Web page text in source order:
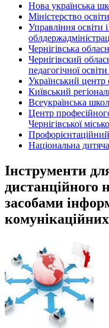
Нова українська
Міністерство
Управління освіти
Чернігівська
Чернігівский
педагогічної
Український центр
Київський
Всеукраїнська
Центр
Чернігівської
Національна дитяча
Інструменти
дистанційного
засобами